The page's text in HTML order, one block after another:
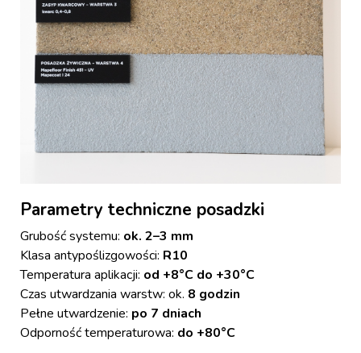
Parametry techniczne posadzki
Grubość systemu: ok. 2–3 mm
Klasa antypoślizgowości: R10
Temperatura aplikacji: od +8°C do +30°C
Czas utwardzania warstw: ok. 8 godzin
Pełne utwardzenie: po 7 dniach
Odporność temperaturowa: do +80°C